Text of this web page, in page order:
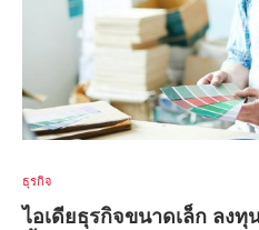
ธุรกิจ
ไอเดียธุรกิจขนาดเล็ก ลง